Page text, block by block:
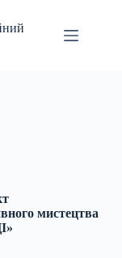
мистецтва